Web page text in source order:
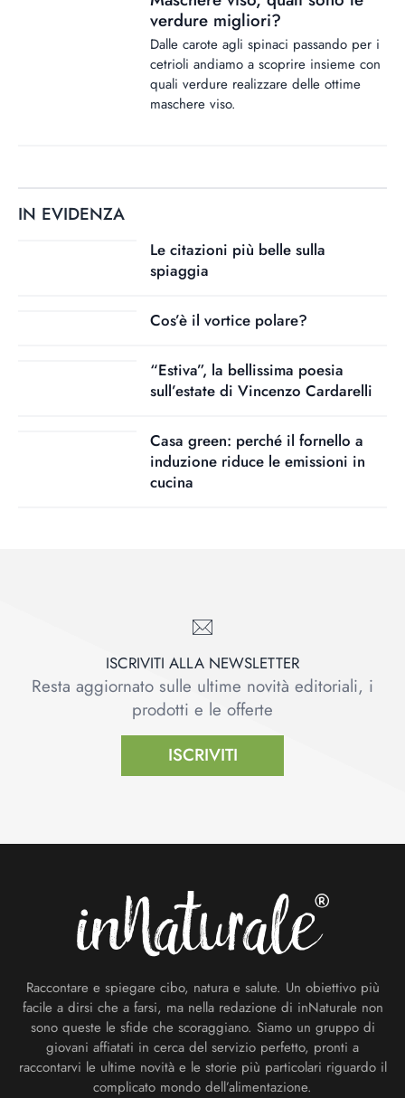
verdure migliori?
Dalle carote agli spinaci passando per i
cetrioli andiamo a scoprire insieme con
quali verdure realizzare delle ottime
maschere viso.
IN EVIDENZA
Le citazioni più belle sulla
spiaggia
Cos’è il vortice polare?
“Estiva”, la bellissima poesia
sull’estate di Vincenzo Cardarelli
Casa green: perché il fornello a
induzione riduce le emissioni in
cucina
ISCRIVITI ALLA NEWSLETTER
Resta aggiornato sulle ultime novità editoriali, i
prodotti e le offerte
ISCRIVITI
Raccontare e spiegare cibo, natura e salute. Un obiettivo più
facile a dirsi che a farsi, ma nella redazione di inNaturale non
sono queste le sfide che scoraggiano. Siamo un gruppo di
giovani affiatati in cerca del servizio perfetto, pronti a
raccontarvi le ultime novità e le storie più particolari riguardo il
complicato mondo dell’alimentazione.